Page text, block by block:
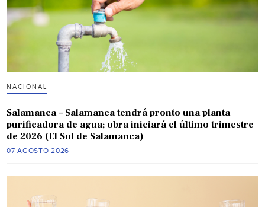
NACIONAL
Salamanca – Salamanca tendrá pronto una planta
purificadora de agua; obra iniciará el último trimestre
de 2026 (El Sol de Salamanca)
07 AGOSTO 2026